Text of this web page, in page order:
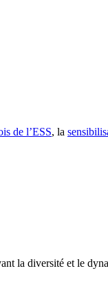
de l’ESS, la
la diversité et le